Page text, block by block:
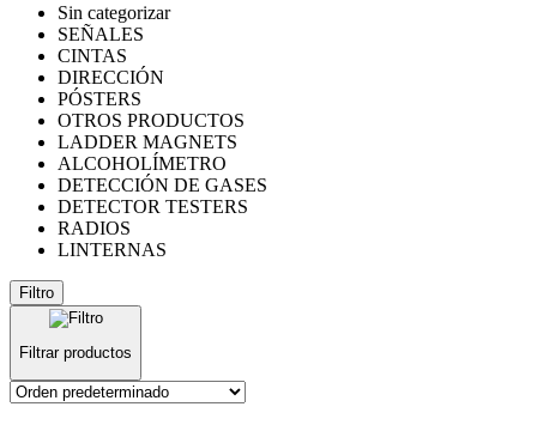
Sin categorizar
SEÑALES
CINTAS
DIRECCIÓN
PÓSTERS
OTROS PRODUCTOS
LADDER MAGNETS
ALCOHOLÍMETRO
DETECCIÓN DE GASES
DETECTOR TESTERS
RADIOS
LINTERNAS
Filtro
Filtrar productos